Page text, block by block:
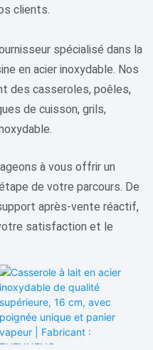
clients.
spécialisé dans la
en acier inoxydable. Nos
des casseroles, poêles,
de cuisson, grils,
à vous offrir un
de votre parcours. De
après-vente réactif,
satisfaction et le